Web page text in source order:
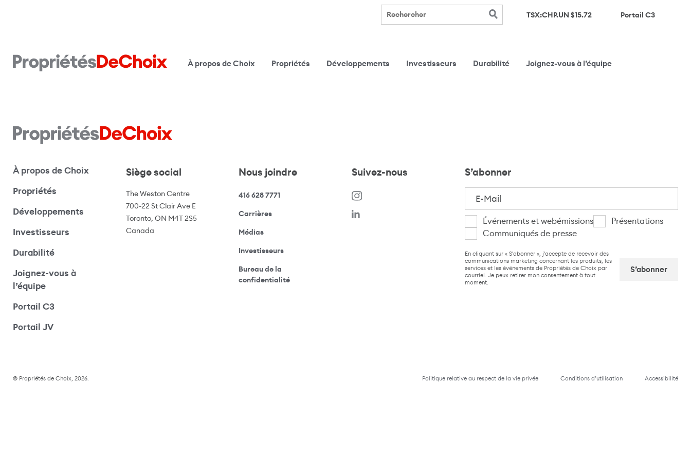
Rechercher TSX:CHP.UN $15.72 Portail C3(s’ouvre
À propos de Choix Propriétés Développements Investisseurs Durabilité Joignez-vous à l’équipe
À propos de Choix
Propriétés
Développements
Investisseurs
Durabilité
Joignez-vous à
l’équipe
Portail C3
Portail JV(s’ouvre dans une nouvelle fenêtre)
Siège social
The Weston Centre
700-22 St Clair Ave E
Toronto, ON M4T 2S5
Canada
Nous joindre
416 628 7771
Carrières(s’ouvre dans une nouvelle fenêtre)
Médias(ouvre votre application de messagerie)
Investisseurs(ouvre votre application de messagerie)
Bureau de la
confidentialité(ouvre votre application de messagerie)
Suivez-nous S’abonner
Mail (Nécessaire)
Je
suis
intéressé(e)
par
Événements et webémissions
Présentations
Communiqués de presse
En cliquant sur « S'abonner », j'accepte de recevoir des
communications marketing concernant les produits, les
services et les événements de Propriétés de Choix par
courriel. Je peux retirer mon consentement à tout
moment.
© Propriétés de Choix, 2026. Politique relative au respect de la vie privée Conditions d’utilisation Accessibilité